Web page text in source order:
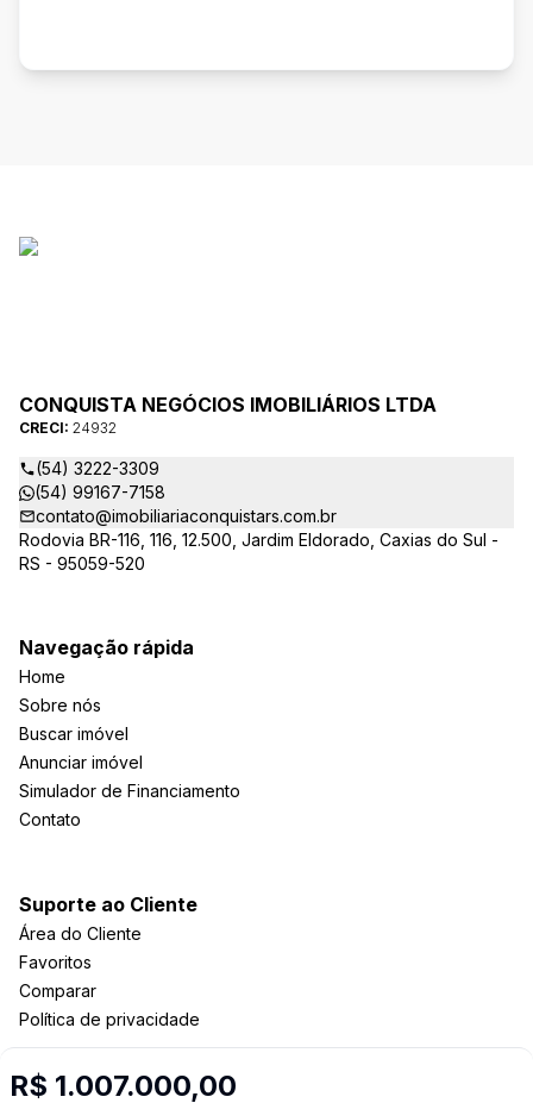
R$ 1.007.000,00
CONQUISTA NEGÓCIOS IMOBILIÁRIOS LTDA
CRECI: 24932
(54) 3222-3309
(54) 99167-7158
contato@imobiliariaconquistars.com.br
Rodovia BR-116, 116, 12.500, Jardim Eldorado, Caxias do Sul -
RS - 95059-520
Navegação rápida
Home
Sobre nós
Buscar imóvel
Anunciar imóvel
Simulador de Financiamento
Contato
Suporte ao Cliente
Área do Cliente
Favoritos
Comparar
Política de privacidade